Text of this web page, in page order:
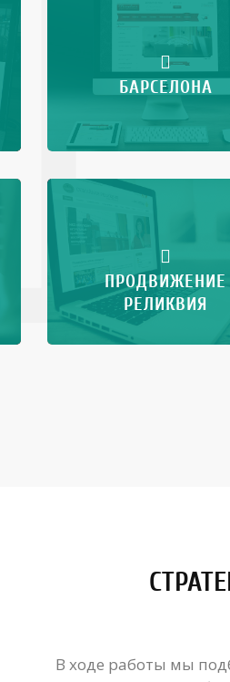
БАРСЕЛОНА
ПРОДВИЖЕНИЕ
РЕЛИКВИЯ
В ходе работы мы